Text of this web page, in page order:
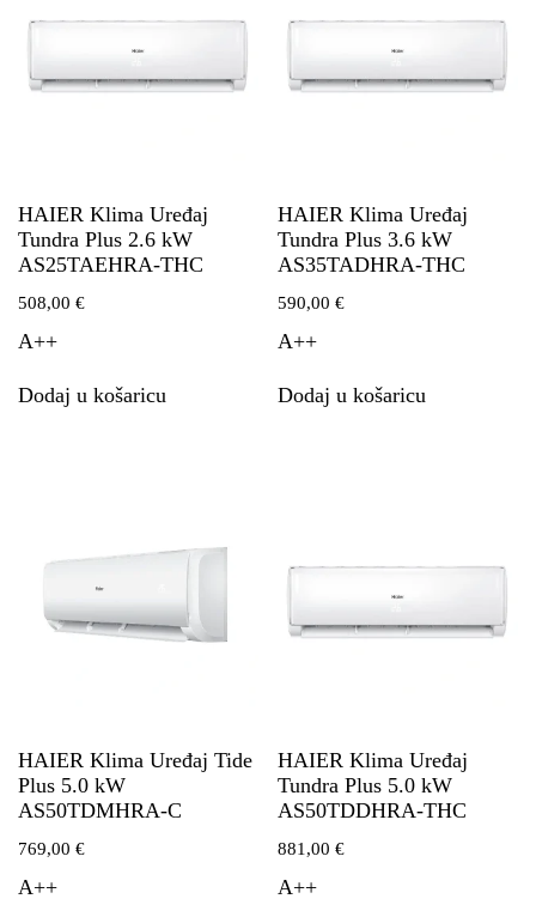
HAIER Klima Uređaj
Tundra Plus 2.6 kW
AS25TAEHRA-THC
508,00 €
A++
Dodaj u košaricu
HAIER Klima Uređaj
Tundra Plus 3.6 kW
AS35TADHRA-THC
590,00€
A++
Dodaj u košaricu
HAIER Klima Uređaj Tide
Plus 5.0 kW
AS50TDMHRA-C
769,00 €
A++
HAIER Klima Uređaj
Tundra Plus 5.0 kW
AS50TDDHRA-THC
881,00€
A++